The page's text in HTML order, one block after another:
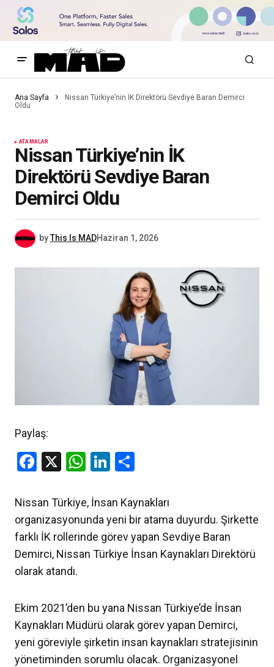
Ana Sayfa
Nissan Türkiye’nin İK Direktörü Sevdiye Baran Demirci
Oldu
ATAMALAR
Nissan Türkiye’nin İK
Direktörü Sevdiye Baran
Demirci Oldu
byThis Is MADHaziran 1, 2026
Paylaş:
Facebook
X WhatsApp
LinkedIn
Nissan Türkiye, İnsan Kaynakları
organizasyonunda yeni bir atama duyurdu. Şirkette
farklı İK rollerinde görev yapan Sevdiye Baran
Demirci, Nissan Türkiye İnsan Kaynakları Direktörü
olarak atandı.
Ekim 2021’den bu yana Nissan Türkiye’de İnsan
Kaynakları Müdürü olarak görev yapan Demirci,
yeni göreviyle şirketin insan kaynakları stratejisinin
yönetiminden sorumlu olacak. Organizasyonel